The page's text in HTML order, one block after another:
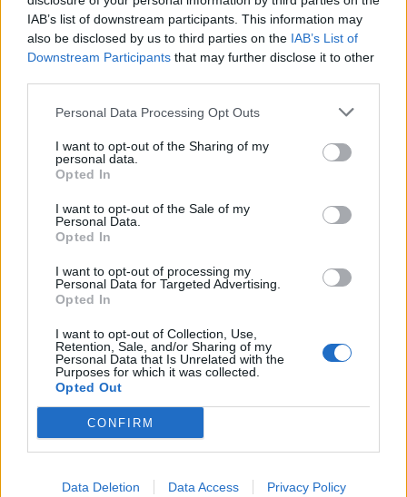
IAB’s list of downstream participants. This information may
also be disclosed by us to third parties on the IAB’s List of
Downstream Participants that may further disclose it to other
Personal Data Processing Opt Outs
I want to opt-out of the Sharing of my
personal data.
Opted In
I want to opt-out of the Sale of my
Personal Data.
Opted In
I want to opt-out of processing my
Personal Data for Targeted Advertising.
Opted In
I want to opt-out of Collection, Use,
Retention, Sale, and/or Sharing of my
Personal Data that Is Unrelated with the
Purposes for which it was collected.
Opted Out
CONFIRM
Data Deletion Data Access Privacy Policy
6COMMENTS
äldsta
Emilia
Har du kvar katten? Tuggar han inte på växterna isåfall?
Svara
Reply toEmilia 5 år sedan
Ninja tuggar inte på växterna. Eller tänkte du på katten vi
adopterade ?
Tyvärr var han alldeles för sjuk och orolig när han kom till
oss.
Så Katthemmet beslöt sig för att det var lugnare för
honom i stödhemmet utan hund och barn.
Så Yogi är inte kvar.